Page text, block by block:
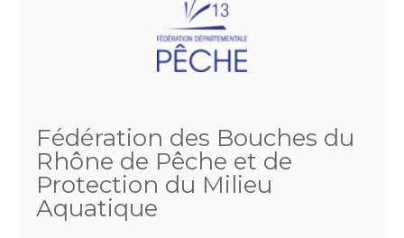
Fédération des Bouches du
Rhône de Pêche et de
Protection du Milieu
Aquatique